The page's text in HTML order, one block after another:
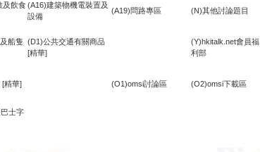
及飲食(A16)建築物機電裝置及
設備
(A19)問路專區 (N)其他討論題目
船隻 (D1)公共交通有關商品
[精華]
(Y)hkitalk.net會員福
利部
[精華] (O1)omsi討論區 (O2)omsi下載區
士字